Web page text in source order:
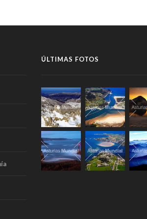
ÚLTIMAS FOTOS